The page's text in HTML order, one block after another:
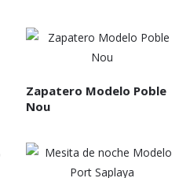
Zapatero Modelo Poble
Nou